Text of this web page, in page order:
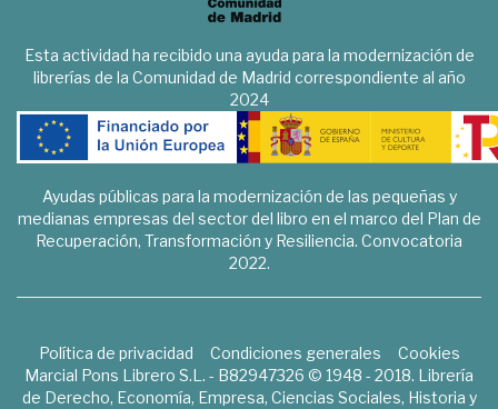
Esta actividad ha recibido una ayuda para la modernización de
librerías de la Comunidad de Madrid correspondiente al año
2024
Ayudas públicas para la modernización de las pequeñas y
medianas empresas del sector del libro en el marco del Plan de
Recuperación, Transformación y Resiliencia. Convocatoria
2022.
Política de privacidad Condiciones generales
Cookies
Marcial Pons Librero S.L. - B82947326 © 1948 - 2018. Librería
de Derecho, Economía, Empresa, Ciencias Sociales, Historia y